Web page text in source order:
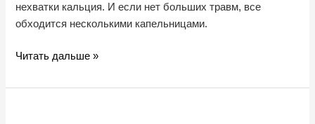
нехватки кальция. И если нет больших травм, все
обходится несколькими капельницами.
Читать дальше »